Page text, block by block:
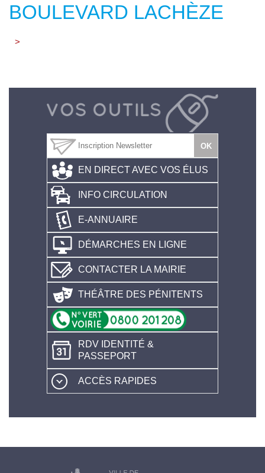
BOULEVARD LACHÈZE
>
EN DIRECT AVEC VOS ÉLUS
INFO CIRCULATION
E-ANNUAIRE
DÉMARCHES EN LIGNE
CONTACTER LA MAIRIE
THÉÂTRE DES PÉNITENTS
RDV IDENTITÉ &
PASSEPORT
ACCÈS RAPIDES